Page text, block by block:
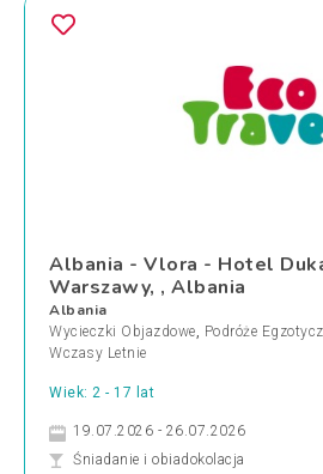
Albania - Vlora - Hotel
Warszawy, , Albania
Albania
Wycieczki Objazdowe, Podróże
Wczasy Letnie
Wiek: 2 - 17 lat
19.07.2026 - 26.07.2026
Śniadanie i obiadokolacja